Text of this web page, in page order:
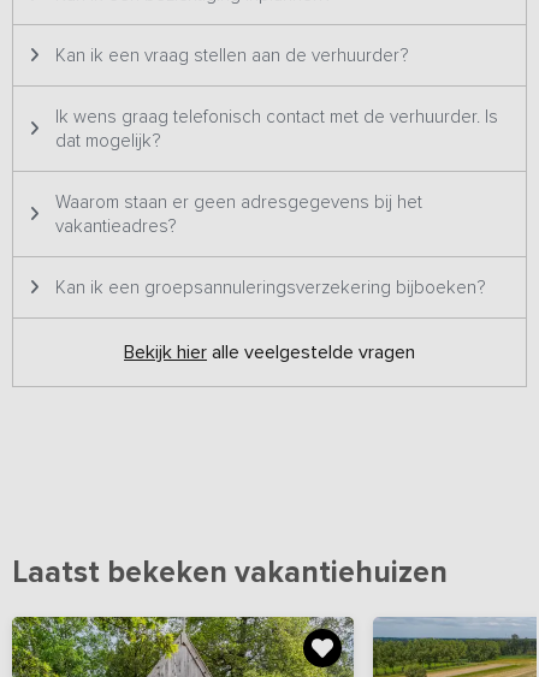
Kan ik een vraag stellen aan de verhuurder?
Ik wens graag telefonisch contact met de verhuurder. Is
dat mogelijk?
Waarom staan er geen adresgegevens bij het
vakantieadres?
Kan ik een groepsannuleringsverzekering bijboeken?
Bekijk hier alle veelgestelde vragen
Laatst bekeken vakantiehuizen